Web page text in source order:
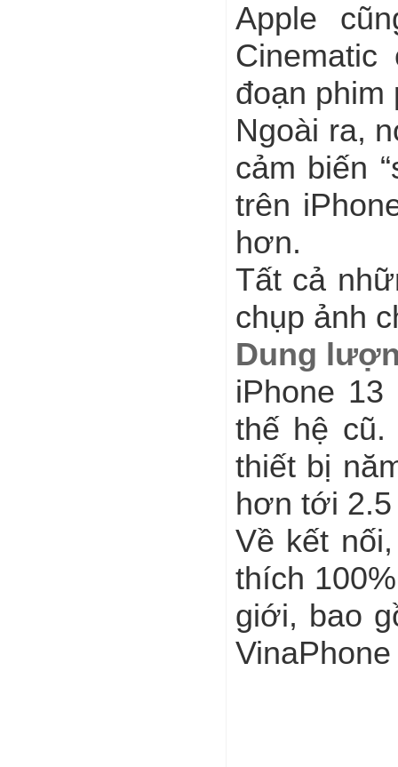
Apple
đoạn phim
Ngoài ra,
cảm biến
trên
hơn.
Tất cả
chụp ảnh
Dung
iPhone
thế hệ cũ.
thiết bị
hơn tới
Về kết
thích
giới, bao